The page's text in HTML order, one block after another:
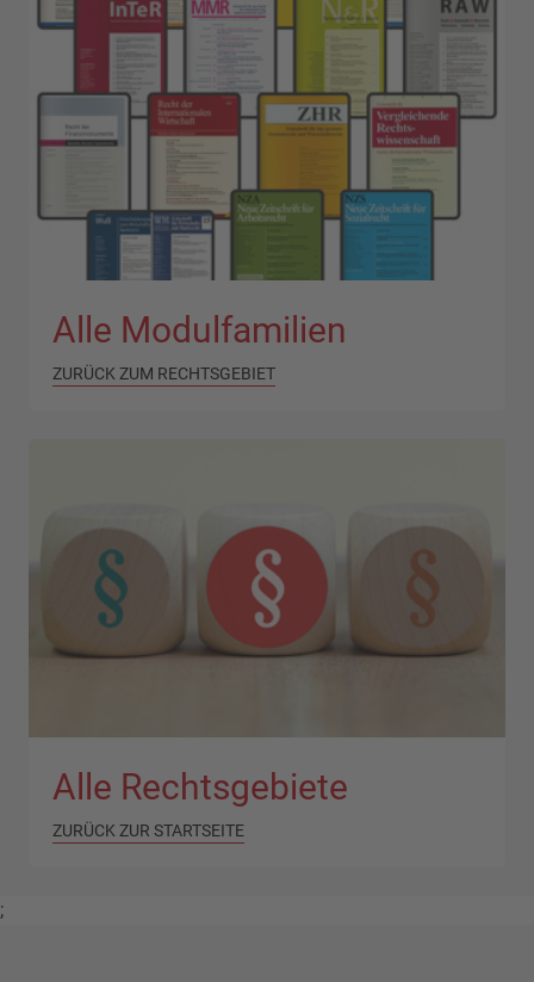
Alle Modulfamilien
ZURÜCK ZUM RECHTSGEBIET
Alle Rechtsgebiete
ZURÜCK ZUR STARTSEITE
;